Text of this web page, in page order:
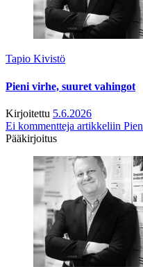
Tapio Kivistö
Pieni virhe, suuret vahingot
Kirjoitettu 5.6.2026
Ei kommentteja artikkeliin
Pääkirjoitus